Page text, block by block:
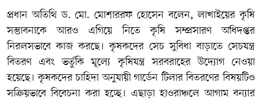
প্রধান অতিথি ড. মো. মোশাররফ হোসেন বলেন, লাখাইয়ের কৃষি
সম্ভাবনাকে আরও এগিয়ে নিতে কৃষি সম্প্রসারণ অধিদপ্তর
নিরলসভাবে কাজ করছে। কৃষকদের সেচ সুবিধা বাড়াতে সেচযন্ত্র
বিতরণ এবং ভর্তুকি মূল্যে কৃষিযন্ত্র সরবরাহের উদ্যোগ নেওয়া
হয়েছে। কৃষকদের চাহিদা অনুযায়ী গার্ডেন টিলার বিতরণের বিষয়টিও
সক্রিয়ভাবে বিবেচনা করা হচ্ছে। এছাড়া হাওরাঞ্চলে আগাম বন্যার